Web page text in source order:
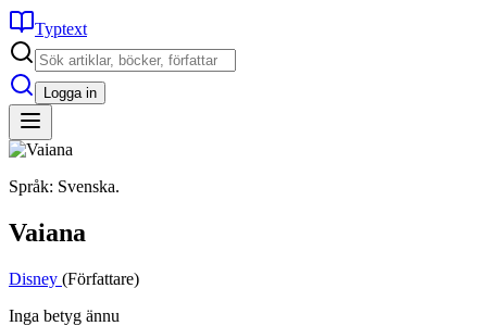
Typtext
Logga in
Språk: Svenska.
Vaiana
Disney (Författare)
Inga betyg ännu